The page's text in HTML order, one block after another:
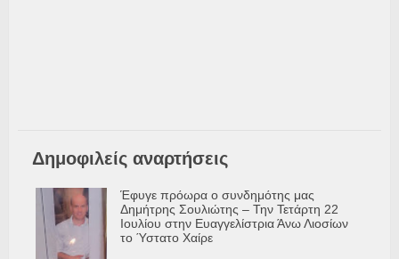
Δημοφιλείς αναρτήσεις
Έφυγε πρόωρα ο συνδημότης μας
Δημήτρης Σουλιώτης – Την Τετάρτη 22
Ιουλίου στην Ευαγγελίστρια Άνω Λιοσίων
το Ύστατο Χαίρε